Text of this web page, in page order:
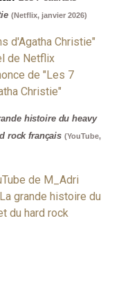
(Netflix, janvier 2026)
d'Agatha Christie"
de Netflix
de "Les 7
Christie"
histoire du heavy
rock français (YouTube,
de M_Adri
grande histoire du
du hard rock